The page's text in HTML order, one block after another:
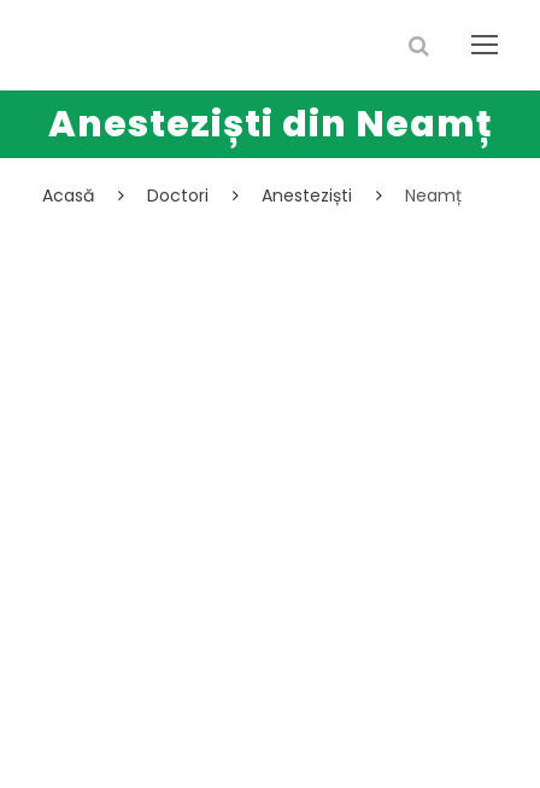
Anesteziști din Neamț
Acasă Doctori Anesteziști Neamț